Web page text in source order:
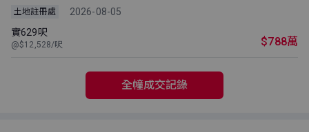
土地註冊處
2026-08-05
實629呎
@$12,528/呎 $788萬
全幢成交記錄